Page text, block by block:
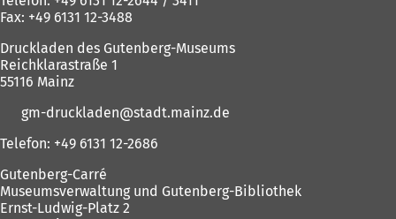
Fax: +49 6131 12-3488
Druckladen des Gutenberg-Museums
Reichklarastraße 1
55116 Mainz
gm-druckladen
stadt.mainz de
Telefon: +49 6131 12-2686
Gutenberg-Carré
Museumsverwaltung und Gutenberg-Bibliothek
Ernst-Ludwig-Platz 2